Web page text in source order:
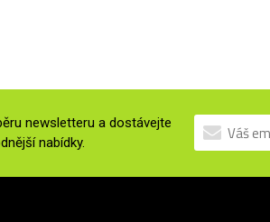
newsletteru a dostávejte
nabídky.